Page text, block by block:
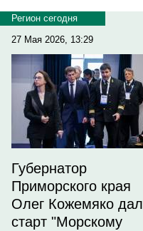
Регион сегодня
27 Мая 2026, 13:29
Губернатор
Приморского края
Олег Кожемяко дал
старт "Морскому